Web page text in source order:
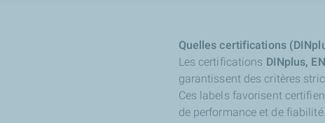
Quelles certifications
Les certifications DINplus,
garantissent des critères
Ces labels favorisent
de performance et de fiabilité.